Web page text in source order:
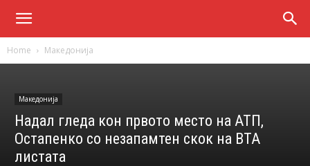
Home Македонија
Македонија
Надал гледа кон првото место на АТП,
Остапенко со незапамтен скок на ВТА
листата